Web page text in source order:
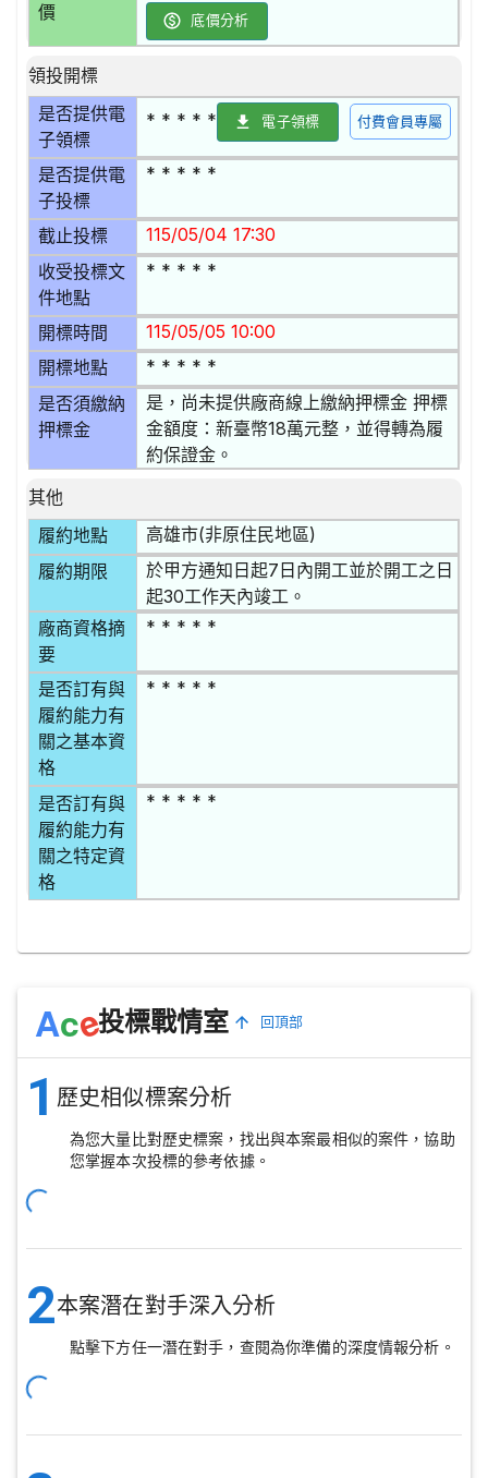
價
底價分析
領投開標
是否提供電
子領標
* * * * * 電子領標 付費會員專屬
是否提供電
子投標
* * * * *
截止投標 115/05/04 17:30
收受投標文
件地點
* * * * *
開標時間 115/05/05 10:00
開標地點 * * * * *
是否須繳納
押標金
是，尚未提供廠商線上繳納押標金 押標
金額度：新臺幣18萬元整，並得轉為履
約保證金。
其他
履約地點
高雄市(非原住民地區)
履約期限
於甲方通知日起7日內開工並於開工之日
起30工作天內竣工。
廠商資格摘
要
* * * * *
是否訂有與
履約能力有
關之基本資
格
* * * * *
是否訂有與
履約能力有
關之特定資
格
* * * * *
Ace投標戰情室 回頂部
1 歷史相似標案分析
為您大量比對歷史標案，找出與本案最相似的案件，協助
您掌握本次投標的參考依據。
2本案潛在對手深入分析
點擊下方任一潛在對手，查閱為你準備的深度情報分析。